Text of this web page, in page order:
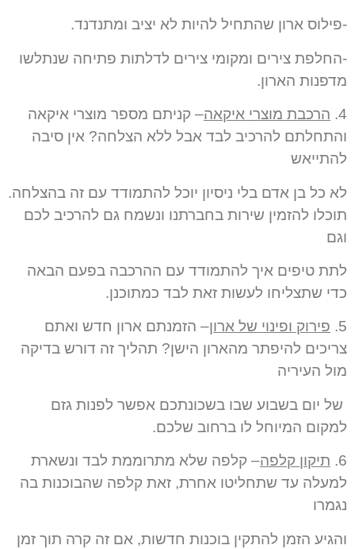
-פילוס ארון שהתחיל להיות לא יציב ומתנדנד.
-החלפת צירים ומקומי צירים לדלתות פתיחה שנתלשו
מדפנות הארון.
4. הרכבת מוצרי איקאה– קניתם מספר מוצרי איקאה
והתחלתם להרכיב לבד אבל ללא הצלחה? אין סיבה
להתייאש
לא כל בן אדם בלי ניסיון יוכל להתמודד עם זה בהצלחה.
תוכלו להזמין שירות בחברתנו ונשמח גם להרכיב לכם
וגם
לתת טיפים איך להתמודד עם ההרכבה בפעם הבאה
כדי שתצליחו לעשות זאת לבד כמתוכנן.
5. פירוק ופינוי של ארון– הזמנתם ארון חדש ואתם
צריכים להיפתר מהארון הישן? תהליך זה דורש בדיקה
מול העיריה
של יום בשבוע שבו בשכונתכם אפשר לפנות גזם
למקום המיוחל לו ברחוב שלכם.
6. תיקון קלפה– קלפה שלא מתרוממת לבד ונשארת
למעלה עד שתחליטו אחרת, זאת קלפה שהבוכנות בה
נגמרו
והגיע הזמן להתקין בוכנות חדשות, אם זה קרה תוך זמן